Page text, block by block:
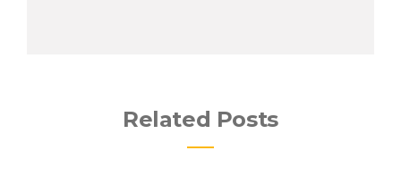
Related Posts